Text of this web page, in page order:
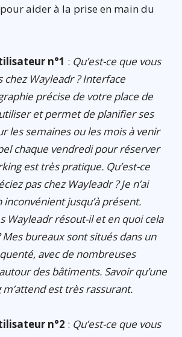
aider à la prise en main du
n°1 : Qu’est-ce que vous
chez Wayleadr ? Interface
précise de votre place de
et permet de planifier ses
les semaines ou les mois à venir
chaque vendredi pour réserver
est très pratique. Qu’est-ce
pas chez Wayleadr ? Je n’ai
jusqu’à présent.
Wayleadr résout-il et en quoi cela
Mes bureaux sont situés dans un
avec de nombreuses
des bâtiments. Savoir qu’une
est très rassurant.
n°2 : Qu’est-ce que vous